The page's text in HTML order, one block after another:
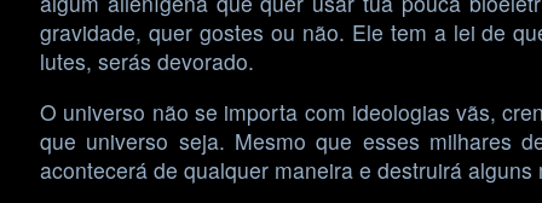
gravidade, quer gostes ou não. Ele tem a lei de
lutes, serás devorado.
O universo não se importa com ideologias vãs,
que universo seja. Mesmo que esses milhares
acontecerá de qualquer maneira e destruirá